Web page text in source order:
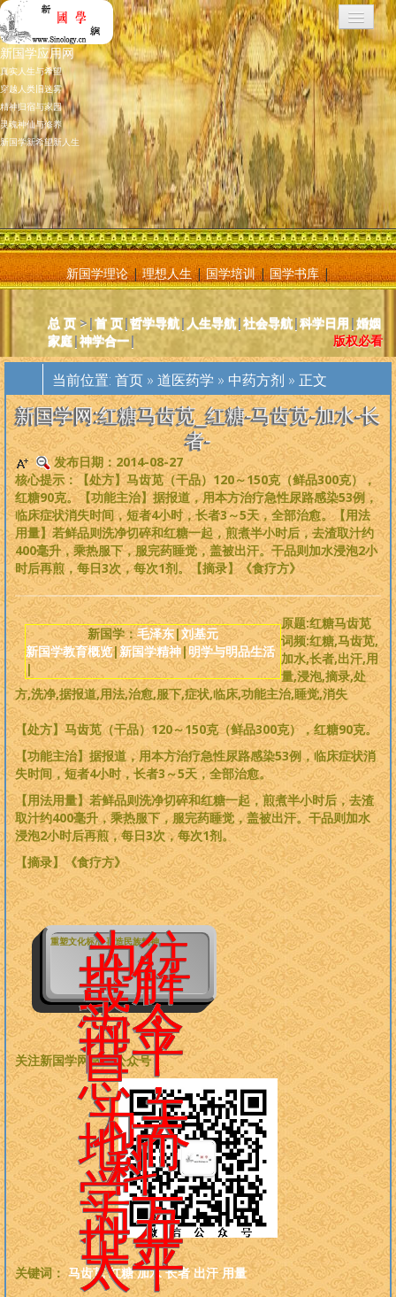
新国学应用网
真实人生与希望
穿越人类旧迷雾
精神归宿与家园
灵魂神仙与修养
新国学新希望新人生
新国学理论|理想人生|国学培训|国学书库|
新国学应用网是将新国学理论付诸应用的地方，新国学理论及其核心
基元学十分庞大复杂，特别是社会学部分和自然科学部分对于大多数
人而言因基础知识不够而难以理解。新国学应用网则将复杂的原理和
逻辑，简化为相对易懂和利于人们日常使用的内容方法。主要分为人
体人生、宗教、神灵、社会常识和科学常识。现在，新国学理论已经
是一个非常完备、深度范畴远超旧国学的系统性理论，来吧，每个人
都可以从中获益。
版权必读
刘基元
新国学理论
婴童教育
人性教育
居住教育
健身医学
基元学网
总 页 >|首 页|哲学导航| 人生导航|社会导航|科学日用 |婚姻
家庭|神学合一| 版权必看
当前位置: 首页 » 道医药学 » 中药方剂 » 正文
新国学网:红糖马齿苋_红糖-马齿苋-加水-长
者-
发布日期：2014-08-27
核心提示：【处方】马齿苋（干品）120～150克（鲜品300克），
红糖90克。【功能主治】据报道，用本方治疗急性尿路感染53例，
临床症状消失时间，短者4小时，长者3～5天，全部治愈。【用法
用量】若鲜品则洗净切碎和红糖一起，煎煮半小时后，去渣取汁约
400毫升，乘热服下，服完药睡觉，盖被出汗。干品则加水浸泡2小
时后再煎，每日3次，每次1剂。【摘录】《食疗方》
新国学：毛泽东|刘基元
新国学教育概览|新国学精神|明学与明品生活
|
原题:红糖马齿苋
词频:红糖,马齿苋,
加水,长者,出汗,用
量,浸泡,摘录,处
方,洗净,据报道,用法,治愈,服下,症状,临床,功能主治,睡觉,消失
【处方】马齿苋（干品）120～150克（鲜品300克），红糖90克。
【功能主治】据报道，用本方治疗急性尿路感染53例，临床症状消
失时间，短者4小时，长者3～5天，全部治愈。
【用法用量】若鲜品则洗净切碎和红糖一起，煎煮半小时后，去渣
取汁约400毫升，乘热服下，服完药睡觉，盖被出汗。干品则加水
浸泡2小时后再煎，每日3次，每次1剂。
【摘录】《食疗方》
重塑文化标准 再造民族精神
为往
世解
惑，
为今
世平
息，
为天
地而
科
学，
为万
世开
太平
关注新国学网微信公众号：
关键词： 马齿苋 红糖 加水 长者 出汗 用量